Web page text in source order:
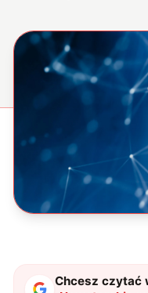
Chcesz czytać